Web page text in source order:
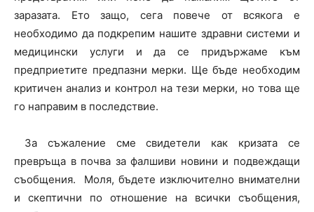
заразата. Ето защо, сега повече от всякога е
необходимо да подкрепим нашите здравни системи и
медицински услуги и да се придържаме към
предприетите предпазни мерки. Ще бъде необходим
критичен анализ и контрол на тези мерки, но това ще
го направим в последствие.
За съжаление сме свидетели как кризата се
превръща в почва за фалшиви новини и подвеждащи
съобщения. Моля, бъдете изключително внимателни
и скептични по отношение на всички съобщения,